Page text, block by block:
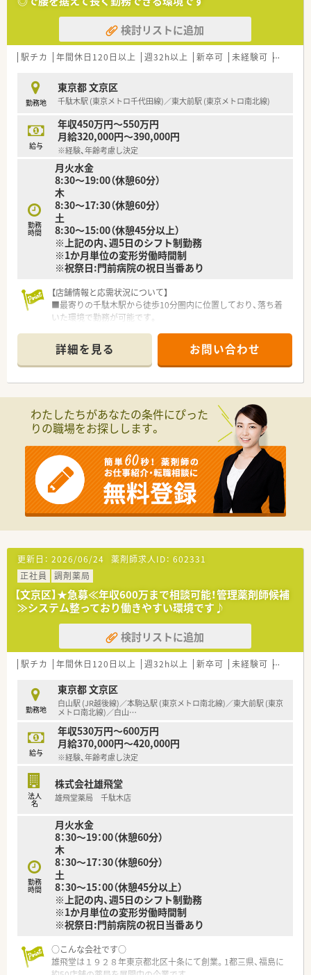
■年間休日は119日となっており、調剤薬剤師の場合、土日祝休
みが基本となっています。
検討リストに追加
駅チカ 年間休日120日以上 週32h以上 新卒可 未経験可 ブラン
勤務地
東京都 文京区
千駄木駅 (東京メトロ千代田線)／東大前駅 (東京メトロ南北線)
給与
年収450万円～550万円
月給320,000円～390,000円
※経験、年齢考慮し決定
勤務
時間
月火水金
8:30～19:00（休憩60分）
木
8:30～17:30（休憩60分）
土
8:30～15:00（休憩45分以上）
※上記の内、週5日のシフト制勤務
※1か月単位の変形労働時間制
※祝祭日:門前病院の祝日当番あり
【店舗情報と応需状況について】
■最寄りの千駄木駅から徒歩10分圏内に位置しており、落ち着
いた環境で勤務が可能です。
1日平均60枚応需します。
■医薬品の採用品目数は約2,055品目と豊富で、現在6名の薬剤
師が在籍しています。
■首都圏と福島県を中心に、様々な特色を持つ調剤薬局を約50
店舗展開している企業です。
■地域密着を重視し、患者様が処方箋なしでも気軽に立ち寄れる
■40代の若手社長が率いており、ベンチャー気質のある社風で
成長を続けています。
【職場環境と雰囲気】
■社員総会やBBQといった社内イベントが豊富で、社員同士の
交流が活発な職場です。
■お洒落で綺麗な内装の店舗が多く、患者様だけでなく従業員も
■ラーメン部やスイーツ部など任意のサークル活動もあり、風通
しの良い雰囲気が魅力です。
【こんな取り組みをしています】
■全店舗でiPadによる電子薬歴を導入し、業務効率化と残業時間
削減を実現しています。
■処方箋応需のみならず、健康食品や自社製品の紅茶なども取り
揃え、健康を支援します。
■健康フェアなどのイベントを企画・実施し、地域住民の皆様と
の交流を深めています。
詳細を見る お問い合わせ
わたしたちがあなたの条件にぴった
りの職場をお探しします。
更新日： 2026/06/24 薬剤師求人ID： 602331
正社員
調剤薬局
【文京区】★急募≪年収600万まで相談可能！管理薬剤師候補
≫システム整っており働きやすい環境です♪
検討リストに追加
駅チカ 年間休日120日以上 週32h以上 新卒可 未経験可 ブラン
勤務地
東京都 文京区
白山駅 (JR越後線)／本駒込駅 (東京メトロ南北線)／東大前駅 (東京
メトロ南北線)／白山…
給与
年収530万円～600万円
月給370,000円～420,000円
※経験、年齢考慮し決定
法人
名
株式会社雄飛堂
雄飛堂薬局 千駄木店
勤務
時間
月火水金
8：30～19：00（休憩60分）
木
8：30～17：30（休憩60分）
土
8：30～15：00（休憩45分以上）
※上記の内、週5日のシフト制勤務
※1か月単位の変形労働時間制
※祝祭日:門前病院の祝日当番あり
○こんな会社です○
雄飛堂は１９２８年東京都北区十条にて創業。1都三県、福島に